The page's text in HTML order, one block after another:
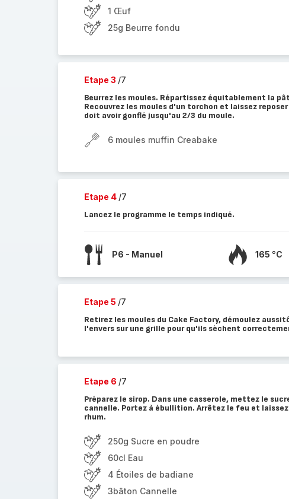
1 Œuf
25g Beurre fondu
Etape 3 /7
Beurrez les moules. Répartissez équitablement la
Recouvrez les moules d'un torchon et laissez
doit avoir gonflé jusqu'au 2/3 du moule.
6 moules muffin Creabake
Etape 4 /7
Lancez le programme le temps indiqué.
P6 - Manuel 165 °C
Etape 5 /7
Retirez les moules du Cake Factory, démoulez
l'envers sur une grille pour qu'ils sèchent
Etape 6 /7
Préparez le sirop. Dans une casserole, mettez le
cannelle. Portez à ébullition. Arrêtez le feu et
rhum.
250g Sucre en poudre
60cl Eau
4 Étoiles de badiane
3bâton Cannelle